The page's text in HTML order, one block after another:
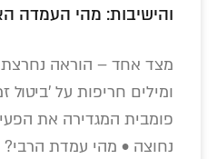
והישיבות: מהי העמדה
מצד אחד – הוראה נחרצת
ומילים חריפות על
פומבית המגדירה את
נחוצה • מהי עמדת הרבי?